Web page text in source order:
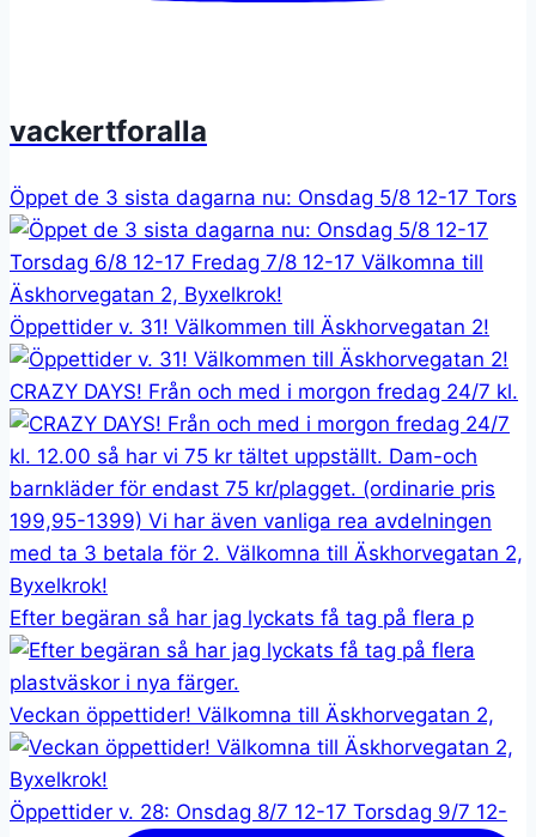
vackertforalla
Öppet de 3 sista dagarna nu: Onsdag 5/8 12-17 Tors
Öppettider v. 31! Välkommen till Äskhorvegatan 2!
CRAZY DAYS! Från och med i morgon fredag 24/7 kl.
Efter begäran så har jag lyckats få tag på flera p
Veckan öppettider! Välkomna till Äskhorvegatan 2,
Öppettider v. 28: Onsdag 8/7 12-17 Torsdag 9/7 12-